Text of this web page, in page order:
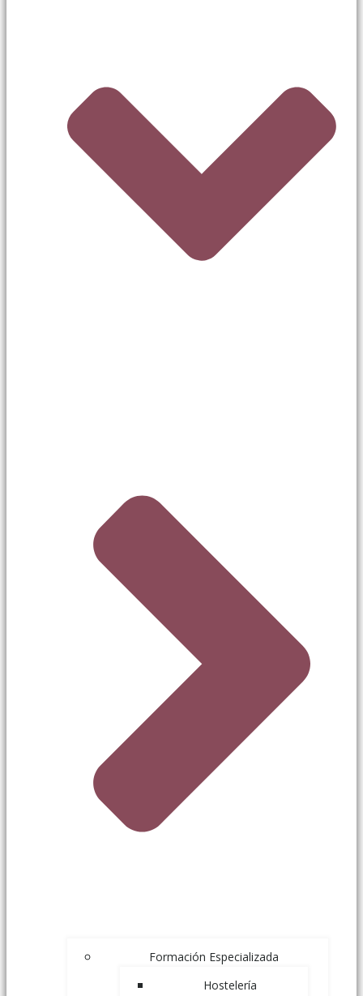
Formación Especializada
Hostelería